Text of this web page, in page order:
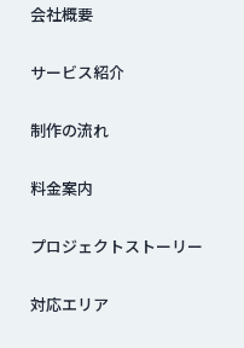
会社概要
サービス紹介
制作の流れ
料金案内
プロジェクトストーリー
対応エリア